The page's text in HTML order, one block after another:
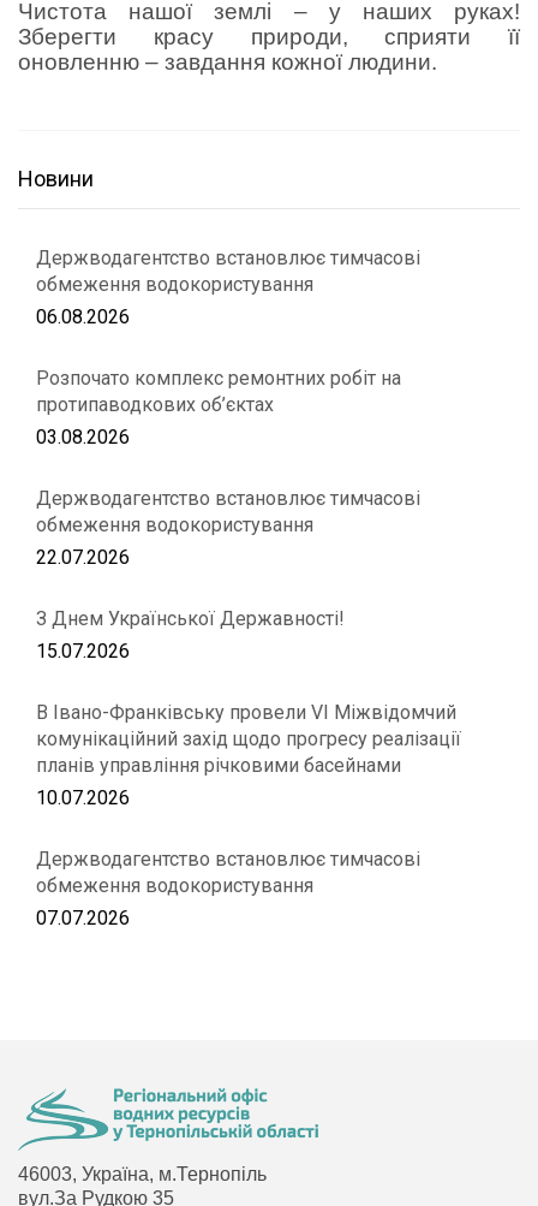
Чистота нашої землі – у наших руках!
Зберегти красу природи, сприяти її
оновленню – завдання кожної людини.
Новини
Держводагентство встановлює тимчасові
обмеження водокористування
06.08.2026
Розпочато комплекс ремонтних робіт на
протипаводкових об’єктах
03.08.2026
Держводагентство встановлює тимчасові
обмеження водокористування
22.07.2026
З Днем Української Державності!
15.07.2026
В Івано-Франківську провели VІ Міжвідомчий
комунікаційний захід щодо прогресу реалізації
планів управління річковими басейнами
10.07.2026
Держводагентство встановлює тимчасові
обмеження водокористування
07.07.2026
46003, Україна, м.Тернопіль
вул.За Рудкою 35